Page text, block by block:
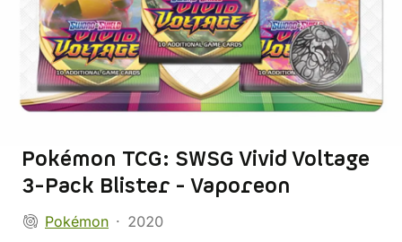
Pokémon TCG: SWSG Vivid Voltage
3-Pack Blister - Vaporeon
Pokémon 2020